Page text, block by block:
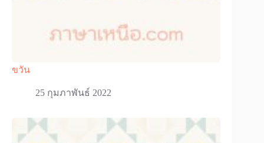
ขวัน
25 กุมภาพันธ์ 2022